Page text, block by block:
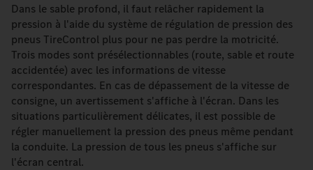
Dans le sable profond, il faut relâcher rapidement la
pression à l'aide du système de régulation de pression des
pneus TireControl plus pour ne pas perdre la motricité.
Trois modes sont présélectionnables (route, sable et route
accidentée) avec les informations de vitesse
correspondantes. En cas de dépassement de la vitesse de
consigne, un avertissement s'affiche à l'écran. Dans les
situations particulièrement délicates, il est possible de
régler manuellement la pression des pneus même pendant
la conduite. La pression de tous les pneus s'affiche sur
l'écran central.